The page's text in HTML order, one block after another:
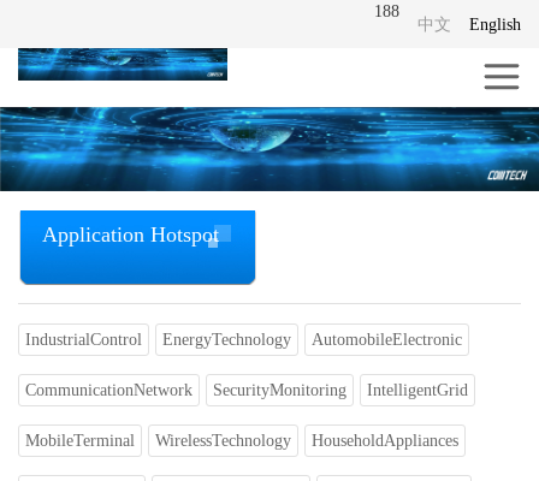
English
中文
188
Application Hotspot
IndustrialControl EnergyTechnology AutomobileElectronic
CommunicationNetwork SecurityMonitoring IntelligentGrid
MobileTerminal WirelessTechnology HouseholdAppliances